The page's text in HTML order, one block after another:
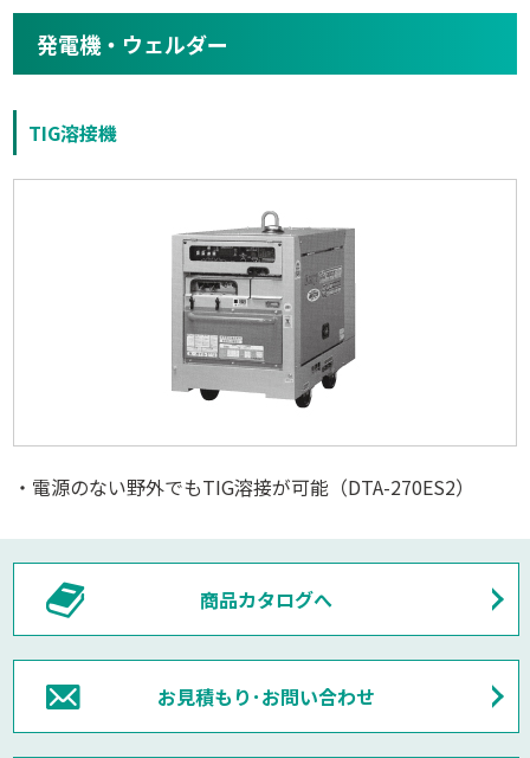
発電機・ウェルダー
TIG溶接機
・電源のない野外でもTIG溶接が可能（DTA-270ES2）
商品カタログへ
お見積もり･お問い合わせ